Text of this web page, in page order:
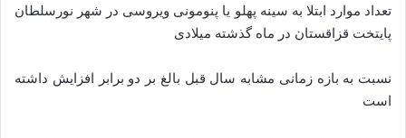
تعداد موارد ابتلا به سینه پهلو یا پنومونی ویروسی در شهر نورسلطان
پایتخت قزاقستان در ماه گذشته میلادی
نسبت به بازه زمانی مشابه سال قبل بالغ بر دو برابر افزایش داشته
است